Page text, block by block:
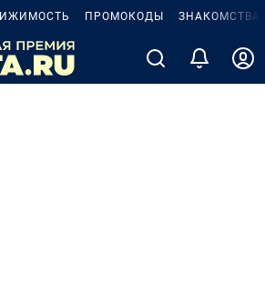
ПРОМОКОДЫ ЗНАКОМСТВА